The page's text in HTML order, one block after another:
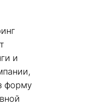
и
форму